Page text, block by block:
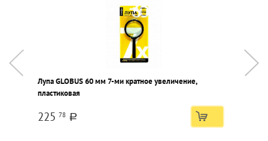
Лупа GLOBUS 60 мм 7-ми кратное увеличение,
пластиковая
225 78 a